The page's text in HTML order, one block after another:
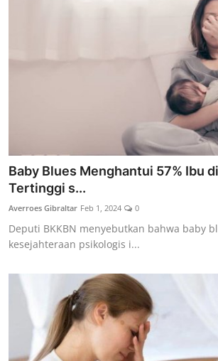
Baby Blues Menghantui 57% Ibu
Tertinggi s...
Averroes Gibraltar Feb 1, 2024 0
Deputi BKKBN menyebutkan bahwa baby
kesejahteraan psikologis i...